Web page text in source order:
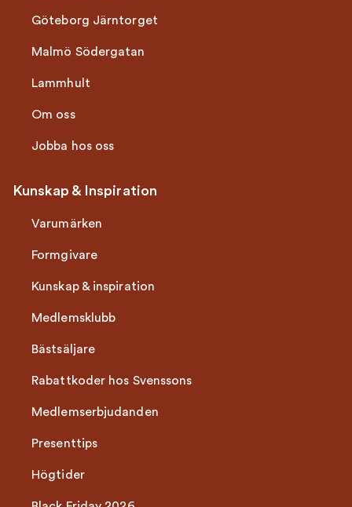
Göteborg Järntorget
Malmö Södergatan
Lammhult
Om oss
Jobba hos oss
Kunskap & Inspiration
Varumärken
Formgivare
Kunskap & inspiration
Medlemsklubb
Bästsäljare
Rabattkoder hos Svenssons
Medlemserbjudanden
Presenttips
Högtider